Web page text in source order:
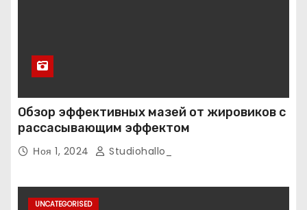
Обзор эффективных мазей от жировиков с
рассасывающим эффектом
Ноя 1, 2024 Studiohallo_
UNCATEGORISED